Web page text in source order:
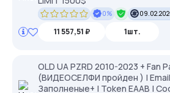
0%
11 557,51 ₽ 1шт.
OLD UA PZRD 2010-2023 + Fan
(ВИДЕОСЕЛФИ пройден ) |
Заполненые+ | Token EAAB |